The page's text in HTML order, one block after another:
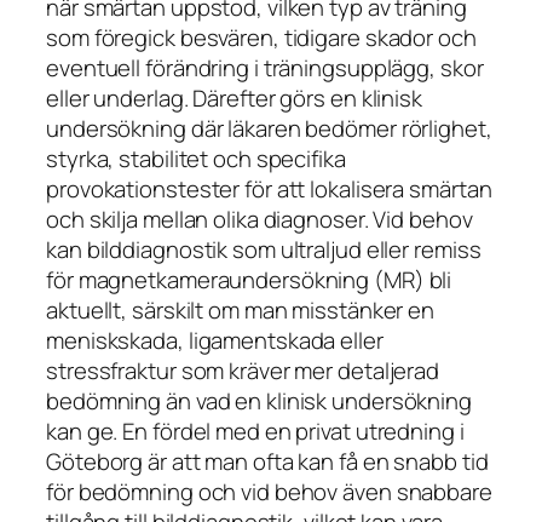
när smärtan uppstod, vilken typ av träning
som föregick besvären, tidigare skador och
eventuell förändring i träningsupplägg, skor
eller underlag. Därefter görs en klinisk
undersökning där läkaren bedömer rörlighet,
styrka, stabilitet och specifika
provokationstester för att lokalisera smärtan
och skilja mellan olika diagnoser. Vid behov
kan bilddiagnostik som ultraljud eller remiss
för magnetkameraundersökning (MR) bli
aktuellt, särskilt om man misstänker en
meniskskada, ligamentskada eller
stressfraktur som kräver mer detaljerad
bedömning än vad en klinisk undersökning
kan ge. En fördel med en privat utredning i
Göteborg är att man ofta kan få en snabb tid
för bedömning och vid behov även snabbare